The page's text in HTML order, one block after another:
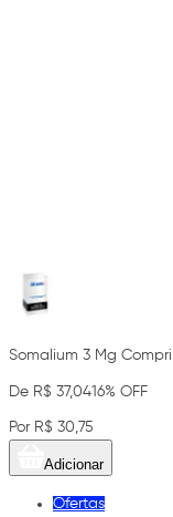
Somalium 3 Mg
De R$ 37,0416% OFF
Por R$ 30,75
Adicionar
Ofertas